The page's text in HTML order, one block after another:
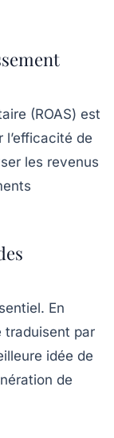
(ROAS) est
de
les revenus
En
traduisent par
idée de
de